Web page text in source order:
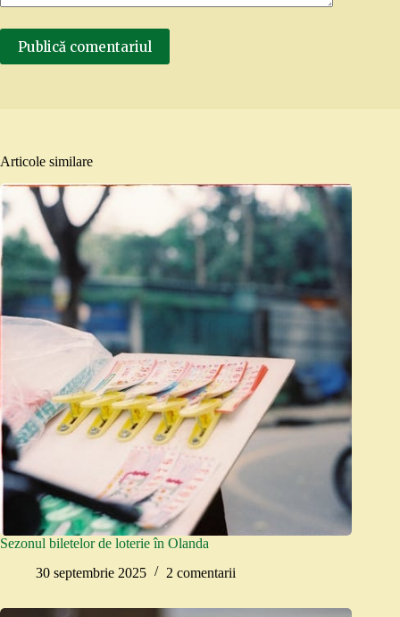
Publică comentariul
Articole similare
Sezonul biletelor de loterie în Olanda
30 septembrie 2025
2 comentarii